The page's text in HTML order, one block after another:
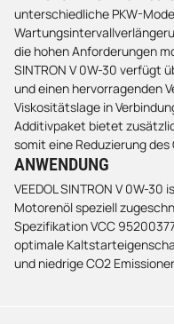
unterschiedliche PKW-
die hohen Anforderungen
SINTRON V 0W-30 verfügt
und einen hervorragenden
Viskositätslage in
Additivpaket bietet
somit eine Reduzierung des
ANWENDUNG
VEEDOL SINTRON V 0W-
Motorenöl speziell
Spezifikation VCC
optimale
und niedrige CO2